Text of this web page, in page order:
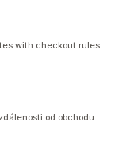
with checkout rules
od obchodu